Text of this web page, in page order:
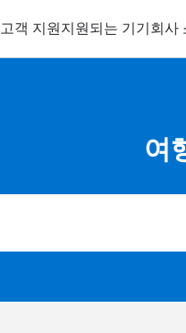
고객 지원지원되는 기기회사
여